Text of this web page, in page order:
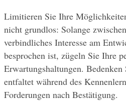
Limitieren Sie Ihre
nicht grundlos: Solange
verbindliches Interesse am
besprochen ist, zügeln Sie Ihre
Erwartungshaltungen.
entfaltet während des
Forderungen nach Bestätigung.